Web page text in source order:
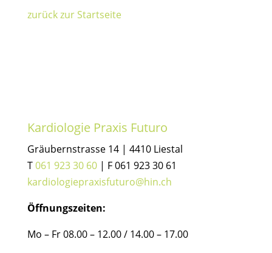
zurück zur Startseite
Kardiologie Praxis Futuro
Gräubernstrasse 14 | 4410 Liestal
T061 923 30 60| F 061 923 30 61
kardiologiepraxisfuturo@hin.ch
Öffnungszeiten:
Mo – Fr 08.00 – 12.00 / 14.00 – 17.00